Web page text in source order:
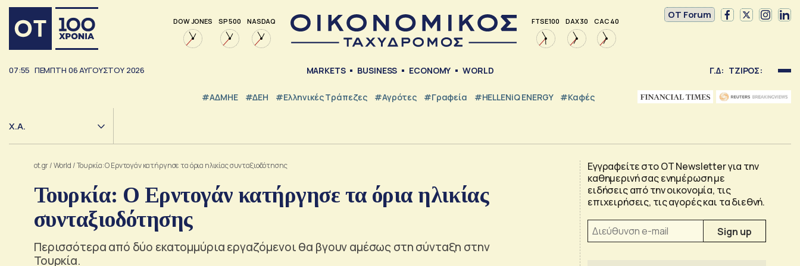
DOW JONES SP 500 NASDAQ FTSE 100 DAX 30 CAC 40
OT Forum
07:55 ΠΕΜΠΤΗ 06ΑΥΓΟΥΣΤΟΥ 2026 MARKETS BUSINESS ECONOMY WORLD Γ.Δ: ΤΖΙΡΟΣ:
#ΑΔΜΗΕ #ΔΕΗ #ελληνικές Τράπεζες #Αγρότες #Γραφεία #HELLENiQ ENERGY #καφές
Χ.Α.
ot.gr/World /Τουρκία: Ο Ερντογάν κατήργησε τα όρια ηλικίας συνταξιοδότησης
Τουρκία: Ο Ερντογάν κατήργησε τα όρια ηλικίας
συνταξιοδότησης
Περισσότερα από δύο εκατομμύρια εργαζόμενοι θα βγουν αμέσως στη σύνταξη στην
Τουρκία.
Εγγραφείτε στο OT Newsletter για την
καθημερινή σας ενημέρωση με
ειδήσεις από την οικονομία, τις
επιχειρήσεις, τις αγορές και τα διεθνή.